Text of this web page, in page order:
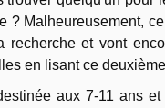
? Malheureusement,
recherche et vont
en lisant ce
aux 7-11 ans